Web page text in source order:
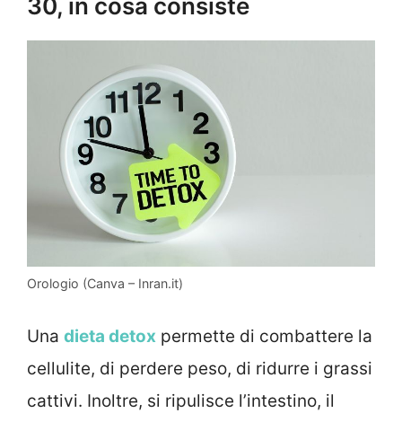
30, in cosa consiste
Orologio (Canva – Inran.it)
Una dieta detox permette di combattere la
cellulite, di perdere peso, di ridurre i grassi
cattivi. Inoltre, si ripulisce l’intestino, il